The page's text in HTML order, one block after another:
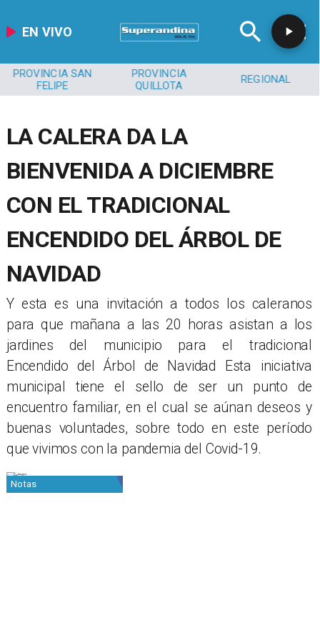
EN VIVO
PROVINCIA SAN
FELIPE
PROVINCIA
QUILLOTA
REGIONAL
LA CALERA DA LA
BIENVENIDA A DICIEMBRE
CON EL TRADICIONAL
ENCENDIDO DEL ÁRBOL DE
NAVIDAD
​Y esta es una invitación a todos los caleranos
para que mañana a las 20 horas asistan a los
jardines del municipio para el tradicional
Encendido del Árbol de Navidad Esta iniciativa
municipal tiene el sello de ser un punto de
encuentro familiar, en el cual se aúnan deseos y
buenas voluntades, sobre todo en este período
que vivimos con la pandemia del Covid-19.
Notas